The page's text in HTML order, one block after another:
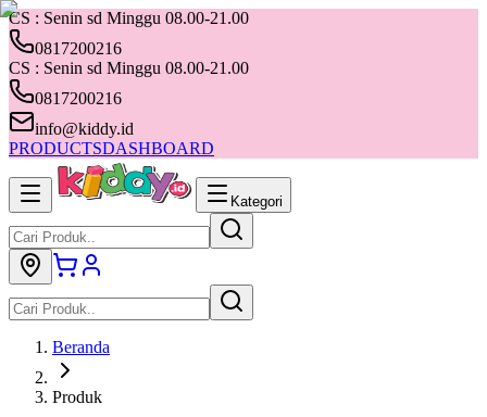
CS : Senin sd Minggu 08.00-21.00
0817200216
CS : Senin sd Minggu 08.00-21.00
0817200216
info@kiddy.id
PRODUCTSDASHBOARD
Kategori
Beranda
Produk